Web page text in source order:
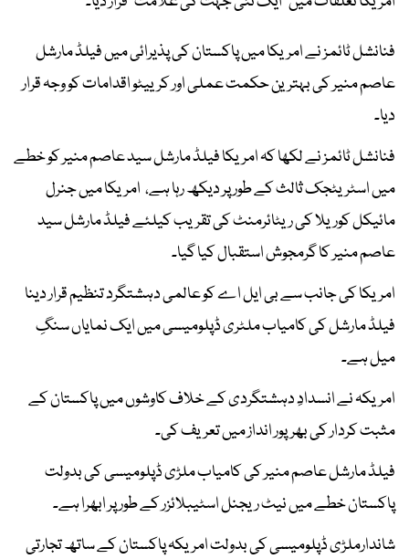
فنانشل ٹائمز نے امریکا میں پاکستان کی پذیرائی میں فیلڈ مارشل
عاصم منیر کی بہترین حکمت عملی اور کرییٹو اقدامات کو وجہ قرار
دیا۔
فنانشل ٹائمز نے لکھا کہ امریکا فیلڈ مارشل سید عاصم منیر کو خطے
میں اسٹریٹجک ثالث کے طور پر دیکھ رہا ہے، امریکا میں جنرل
مائیکل کوریلا کی ریٹائرمنٹ کی تقریب کیلئے فیلڈ مارشل سید
عاصم منیر کا گرمجوش استقبال کیا گیا۔
امریکا کی جانب سے بی ایل اے کو عالمی دہشتگرد تنظیم قرار دینا
فیلڈ مارشل کی کامیاب ملٹری ڈپلومیسی میں ایک نمایاں سنگِ
میل ہے۔
امریکہ نے انسدادِ دہشتگردی کے خلاف کاوشوں میں پاکستان کے
مثبت کردار کی بھرپور انداز میں تعریف کی۔
فیلڈ مارشل عاصم منیر کی کامیاب ملڑی ڈپلومیسی کی بدولت
پاکستان خطے میں نیٹ ریجنل اسٹیبلائزر کے طور پر ابھرا ہے۔
شاندارملڑی ڈپلومیسی کی بدولت امریکہ پاکستان کے ساتھ تجارتی